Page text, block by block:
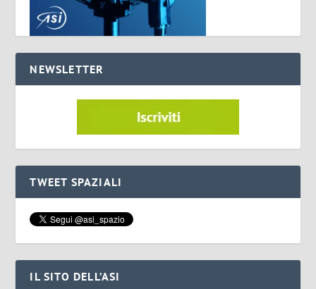
NEWSLETTER
TWEET SPAZIALI
IL SITO DELL’ASI